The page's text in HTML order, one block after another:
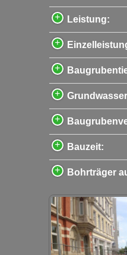
Leistung:
Bauzeit:
Bohrträger